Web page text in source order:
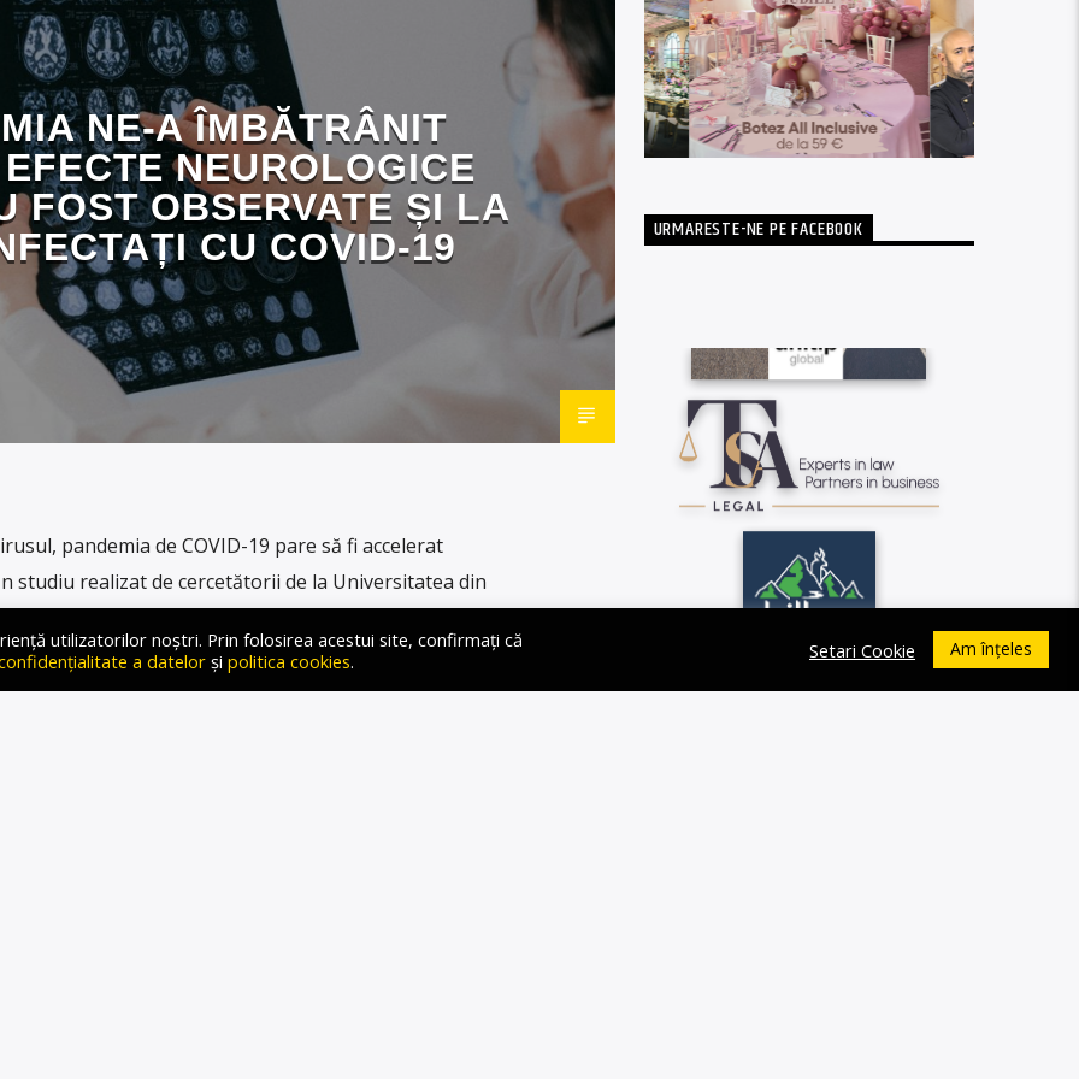
NE-A ÎMBĂTRÂNIT
NEUROLOGICE
FOST OBSERVATE ȘI LA
CU COVID-19
pandemia de COVID-19 pare să fi accelerat
studiu realizat de cercetătorii de la Universitatea din
la nivel structural în creierul persoanelor
algoritmi de inteligență artificială și scanări […]
URMARESTE-NE PE FACEBOOK
utilizatorilor noștri. Prin folosirea acestui site, confirmați că
a datelorși politica cookies. Setari Cookie Am înțeles